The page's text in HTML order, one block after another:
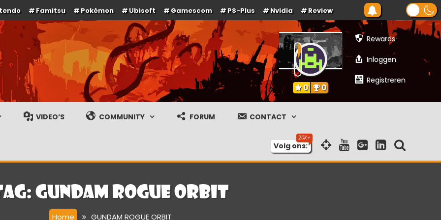
Famitsu Pokémon Ubisoft Gamescom PS-Plus Nvidia Review
gameplay streams
Rewards
Inloggen
Registreren
0 0
VIDEO’S COMMUNITY FORUM CONTACT
Volg ons:
GUNDAM ROGUE ORBIT
Home GUNDAM ROGUE ORBIT